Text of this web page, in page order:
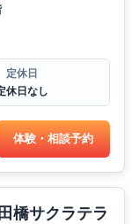
定休日
休日なし
体験・相談予約
橋サクラテラ